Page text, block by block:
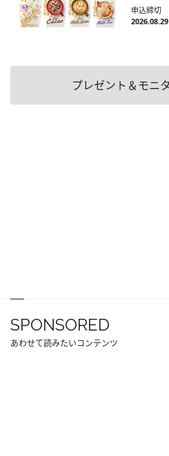
申込締切
プレゼント＆モニ
SPONSORED
あわせて読みたいコンテンツ